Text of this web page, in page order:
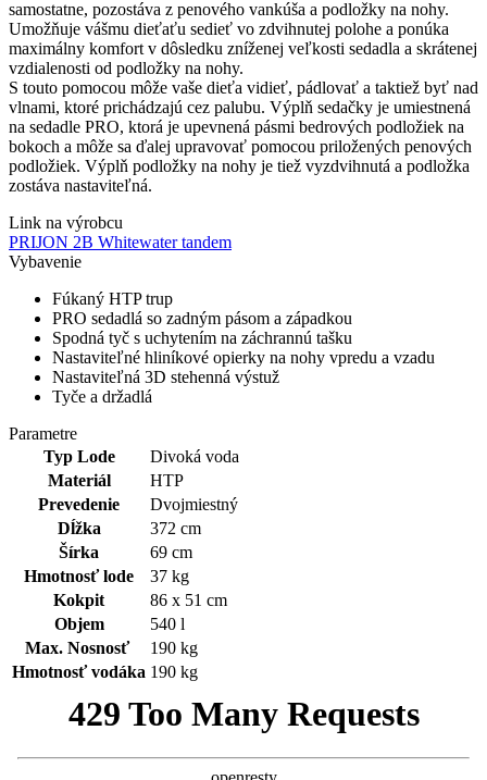
samostatne, pozostáva z penového vankúša a podložky na nohy.
Umožňuje vášmu dieťaťu sedieť vo zdvihnutej polohe a ponúka
maximálny komfort v dôsledku zníženej veľkosti sedadla a skrátenej
vzdialenosti od podložky na nohy.
S touto pomocou môže vaše dieťa vidieť, pádlovať a taktiež byť nad
vlnami, ktoré prichádzajú cez palubu. Výplň sedačky je umiestnená
na sedadle PRO, ktorá je upevnená pásmi bedrových podložiek na
bokoch a môže sa ďalej upravovať pomocou priložených penových
podložiek. Výplň podložky na nohy je tiež vyzdvihnutá a podložka
zostáva nastaviteľná.
Link na výrobcu
PRIJON 2B Whitewater tandem
Vybavenie
Fúkaný HTP trup
PRO sedadlá so zadným pásom a západkou
Spodná tyč s uchytením na záchrannú tašku
Nastaviteľné hliníkové opierky na nohy vpredu a vzadu
Nastaviteľná 3D stehenná výstuž
Tyče a držadlá
Parametre
Typ Lode
Divoká voda
Materiál
HTP
Prevedenie
Dvojmiestný
Dĺžka
372 cm
Šírka
69 cm
Hmotnosť lode
37 kg
Kokpit
86 x 51 cm
Objem
540 l
Max. Nosnosť
190 kg
Hmotnosť vodáka 190 kg